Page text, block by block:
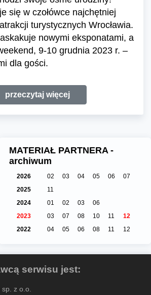
się w czołówce najchętniej
turystycznych Wrocławia.
nowymi eksponatami, a
9-10 grudnia 2023 r. –
dla gości.
przeczytaj więcej
MATERIAŁ PARTNERA -
archiwum
2026 02 03 04 05 06
07
2025
11
2024
01 02 03
06
2023
03 07 08 10 11
12
2022
04 05 06 08 11 12
serwisu jest:
sp. z o.o.